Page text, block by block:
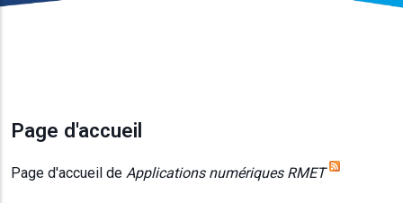
Page d'accueil
Page d'accueil de Applications numériques RMET